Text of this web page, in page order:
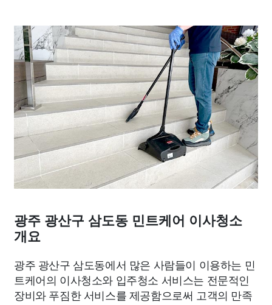
광주 광산구 삼도동 민트케어 이사청소
개요
광주 광산구 삼도동에서 많은 사람들이 이용하는 민
트케어의 이사청소와 입주청소 서비스는 전문적인
장비와 푸짐한 서비스를 제공함으로써 고객의 만족